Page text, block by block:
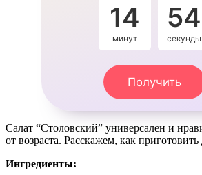
14
минут
52
секунды
Получить
Салат “Столовский” универсален и
от возраста. Расскажем, как
Ингредиенты: